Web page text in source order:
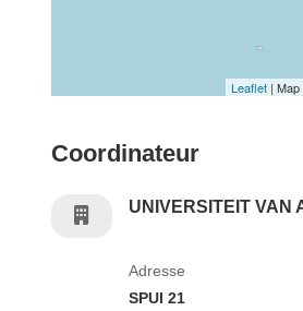
Leaflet |
Coordinateur
UNIVERSITEIT VAN
Adresse
SPUI 21